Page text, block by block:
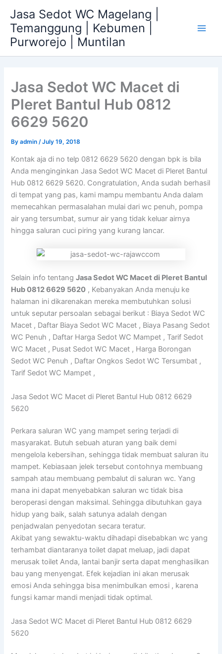
content
Jasa Sedot WC Magelang |
Temanggung | Kebumen |
Purworejo | Muntilan
Jasa Sedot WC Macet di
Pleret Bantul Hub 0812
6629 5620
Byadmin/July 19, 2018
Kontak aja di no telp 0812 6629 5620 dengan bpk is bila
Anda menginginkan Jasa Sedot WC Macet di Pleret Bantul
Hub 0812 6629 5620. Congratulation, Anda sudah berhasil
di tempat yang pas, kami mampu membantu Anda dalam
memecahkan permasalahan mulai dari wc penuh, pompa
air yang tersumbat, sumur air yang tidak keluar airnya
hingga saluran cuci piring yang kurang lancar.
Selain info tentangJasa Sedot WC Macet di Pleret Bantul
Hub 0812 6629 5620 , Kebanyakan Anda menuju ke
halaman ini dikarenakan mereka membutuhkan solusi
untuk seputar persoalan sebagai berikut : Biaya Sedot WC
Macet , Daftar Biaya Sedot WC Macet , Biaya Pasang Sedot
WC Penuh , Daftar Harga Sedot WC Mampet , Tarif Sedot
WC Macet , Pusat Sedot WC Macet , Harga Borongan
Sedot WC Penuh , Daftar Ongkos Sedot WC Tersumbat ,
Tarif Sedot WC Mampet ,
Jasa Sedot WC Macet di Pleret Bantul Hub 0812 6629
5620
Perkara saluran WC yang mampet sering terjadi di
masyarakat. Butuh sebuah aturan yang baik demi
mengelola kebersihan, sehingga tidak membuat saluran itu
mampet. Kebiasaan jelek tersebut contohnya membuang
sampah atau membuang pembalut di saluran wc. Yang
mana ini dapat menyebabkan saluran wc tidak bisa
beroperasi dengan maksimal. Sehingga dibutuhkan gaya
hidup yang baik, salah satunya adalah dengan
penjadwalan penyedotan secara teratur.
Akibat yang sewaktu-waktu dihadapi disebabkan wc yang
terhambat diantaranya toilet dapat meluap, jadi dapat
merusak toilet Anda, lantai banjir serta dapat menghasilkan
bau yang menyengat. Efek kejadian ini akan merusak
emosi Anda sehingga bisa menimbulkan emosi , karena
fungsi kamar mandi menjadi tidak optimal.
Jasa Sedot WC Macet di Pleret Bantul Hub 0812 6629
5620